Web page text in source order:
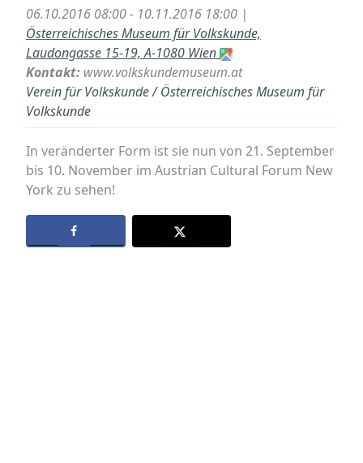
06.10.2016 08:00 - 10.11.2016 18:00 |
Österreichisches Museum für Volkskunde,
Laudongasse 15-19, A-1080 Wien
Kontakt: www.volkskundemuseum.at
Verein für Volkskunde / Österreichisches Museum für
Volkskunde
In veränderter Form ist sie nun von 21. September
bis 10. November im Austrian Cultural Forum New
York zu sehen!